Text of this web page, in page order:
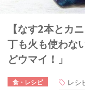
【なす2本とカ
丁も火も使わな
どウマイ！」
食・レシピ レシ